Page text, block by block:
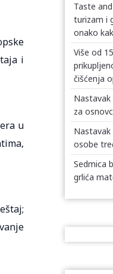
i
u
Taste
turizam i
onako
Više od
čišćenja
za
Nastavak
osobe
Sedmica
grlića